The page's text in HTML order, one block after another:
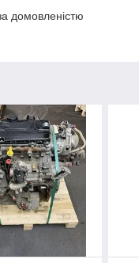
домовленістю